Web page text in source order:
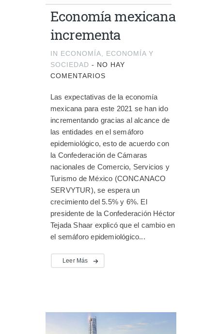
Economía mexicana
incrementa
IN ECONOMÍA
ECONOMÍA Y
SOCIEDAD - NO HAY
COMENTARIOS
Las expectativas de la economía
mexicana para este 2021 se han ido
incrementando gracias al alcance de
las entidades en el semáforo
epidemiológico, esto de acuerdo con
la Confederación de Cámaras
nacionales de Comercio, Servicios y
Turismo de México (CONCANACO
SERVYTUR), se espera un
crecimiento del 5.5% y 6%. El
presidente de la Confederación Héctor
Tejada Shaar explicó que el cambio en
el semáforo epidemiológico...
Leer Más